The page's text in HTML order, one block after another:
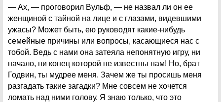
— Ах, — проговорил Вульф, — не назвал ли он ее
женщиной с тайной на лице и с глазами, видевшими
ужасы? Может быть, ею руководят какие-нибудь
семейные причины или вопросы, касающиеся нас с
тобой. Ведь с нами она затеяла непонятную игру, ни
начало, ни конец которой не известны нам! Но, брат
Годвин, ты мудрее меня. Зачем же ты просишь меня
разгадать такие загадки? Мне совсем не хочется
ломать над ними голову. Я знаю только, что это